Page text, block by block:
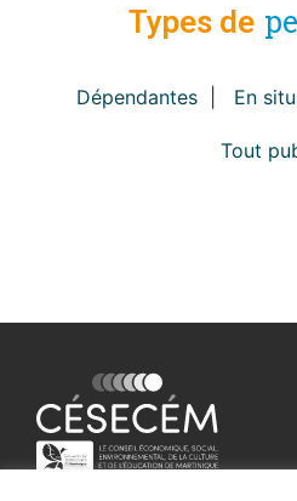
Types de
Dépendantes En
Tout